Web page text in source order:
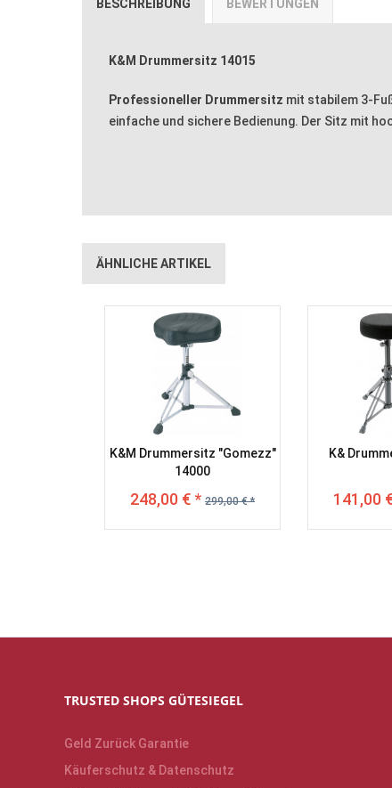
BESCHREIBUNG BEWERTUNGEN
K&M Drummersitz 14015
Professioneller Drummersitz mit stabilem 3-
einfache und sichere Bedienung. Der Sitz mit
ÄHNLICHE ARTIKEL
K&M Drummersitz "Gomezz"
14000
248,00 € * 299,00 € *
K&
141,00
TRUSTED SHOPS GÜTESIEGEL
Geld Zurück Garantie
Käuferschutz & Datenschutz